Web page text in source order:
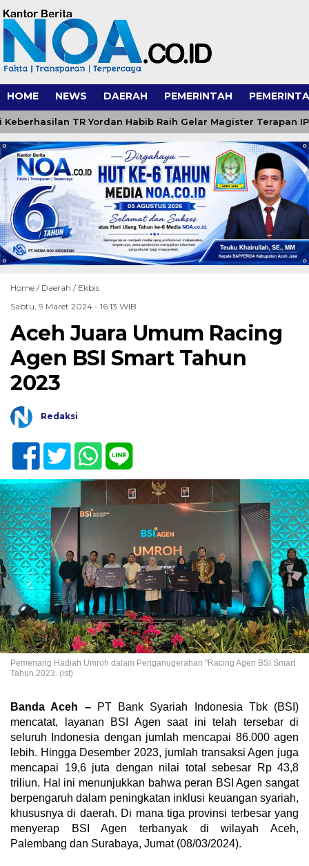
HOME NEWS DAERAH PEMERINTAH
TR Yordan Habib Raih Gelar Magister Terapan IPDN
Home / Daerah / Ekbis
Sabtu, 9 Maret 2024 - 16:13 WIB
Aceh Juara Umum Racing
Agen BSI Smart Tahun
2023
Redaksi
Pemenang Hadiah Umroh dalam Penganugerahan "Racing Agen BSI Smart
Tahun 2023. (ist)
Banda Aceh –PT Bank Syariah Indonesia Tbk (BSI)
mencatat, layanan BSI Agen saat ini telah tersebar di
seluruh Indonesia dengan jumlah mencapai 86.000 agen
lebih. Hingga Desember 2023, jumlah transaksi Agen juga
mencapai 19,6 juta dengan nilai total sebesar Rp 43,8
triliun. Hal ini menunjukkan bahwa peran BSI Agen sangat
berpengaruh dalam peningkatan inklusi keuangan syariah,
khususnya di daerah. Di mana tiga provinsi terbesar yang
menyerap BSI Agen terbanyak di wilayah Aceh,
Palembang dan Surabaya, Jumat (08/03/2024).